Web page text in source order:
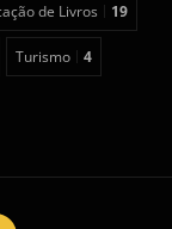
de Livros 19
Turismo 4